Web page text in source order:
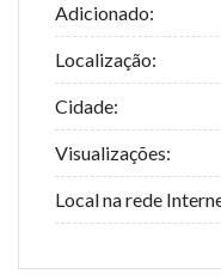
Adicionado:
Localização:
Cidade:
Visualizações:
Local na rede